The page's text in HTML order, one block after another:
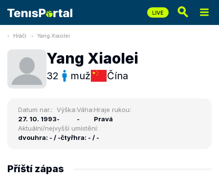
Hráči Yang Xiaolei
Yang Xiaolei
32 muž Čína
Datum nar.:
27. 10. 1993
Výška:
-
Váha:
-
Hraje rukou:
Pravá
Aktuální/nejvyšší umístění:
dvouhra: - / -čtyřhra: - / -
Příští zápas